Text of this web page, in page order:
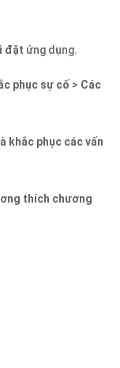
đặt ứng dụng.
phục sự cố > Các
khắc phục các vấn
thích chương